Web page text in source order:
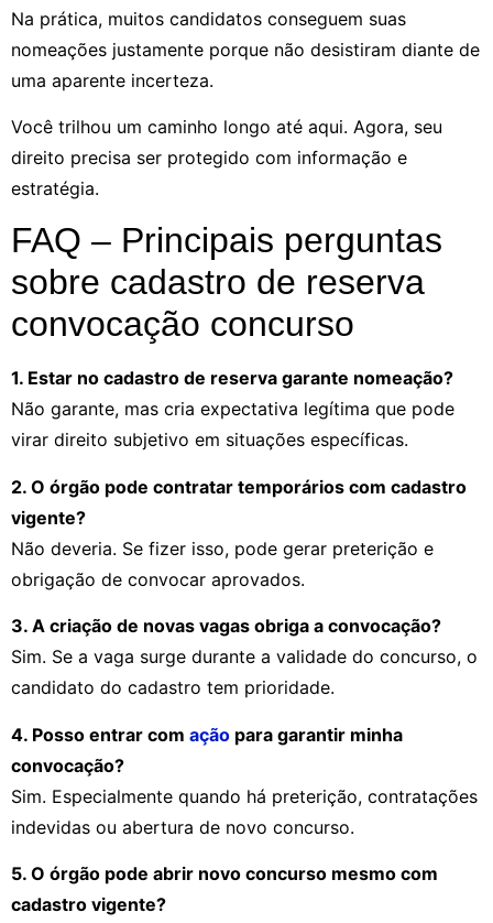
Na prática, muitos candidatos conseguem suas
nomeações justamente porque não desistiram diante de
uma aparente incerteza.
Você trilhou um caminho longo até aqui. Agora, seu
direito precisa ser protegido com informação e
estratégia.
FAQ – Principais perguntas
sobre cadastro de reserva
convocação concurso
1. Estar no cadastro de reserva garante nomeação?
Não garante, mas cria expectativa legítima que pode
virar direito subjetivo em situações específicas.
2. O órgão pode contratar temporários com cadastro
vigente?
Não deveria. Se fizer isso, pode gerar preterição e
obrigação de convocar aprovados.
3. A criação de novas vagas obriga a convocação?
Sim. Se a vaga surge durante a validade do concurso, o
candidato do cadastro tem prioridade.
4. Posso entrar com ação para garantir minha
convocação?
Sim. Especialmente quando há preterição, contratações
indevidas ou abertura de novo concurso.
5. O órgão pode abrir novo concurso mesmo com
cadastro vigente?